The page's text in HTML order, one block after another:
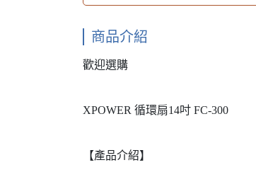
商品介紹
歡迎選購
XPOWER 循環扇14吋 FC-300
【產品介紹】